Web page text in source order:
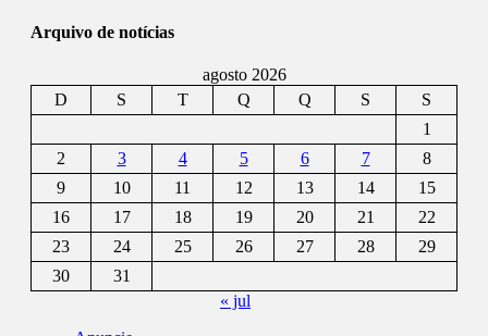
Arquivo de notícias
agosto 2026
D
S T Q Q S
S
1
2
3 4 5 6 7
8
9
10 11 12 13 14
15
16
17 18 19 20 21
22
23
24 25 26 27 28
29
30
31
« jul